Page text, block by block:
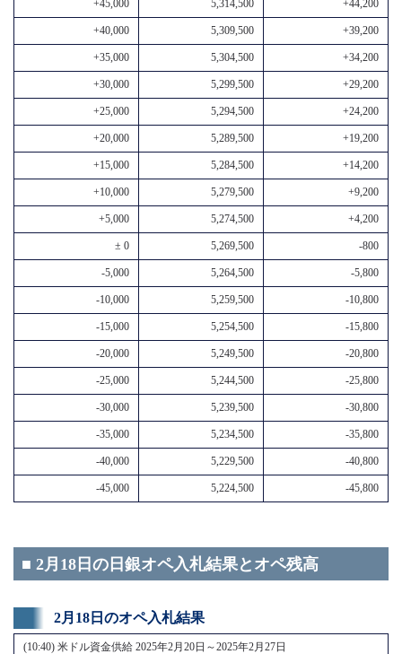
+45,000 5,314,500 +44,200
+40,000 5,309,500 +39,200
+35,000 5,304,500 +34,200
+30,000 5,299,500 +29,200
+25,000 5,294,500 +24,200
+20,000 5,289,500 +19,200
+15,000 5,284,500 +14,200
+10,000 5,279,500 +9,200
+5,000 5,274,500 +4,200
± 0 5,269,500 -800
-5,000 5,264,500 -5,800
-10,000 5,259,500 -10,800
-15,000 5,254,500 -15,800
-20,000 5,249,500 -20,800
-25,000 5,244,500 -25,800
-30,000 5,239,500 -30,800
-35,000 5,234,500 -35,800
-40,000 5,229,500 -40,800
-45,000 5,224,500 -45,800
■ 2月18日の日銀オペ入札結果とオペ残高
2月18日のオペ入札結果
(10:40) 米ドル資金供給 2025年2月20日～2025年2月27日